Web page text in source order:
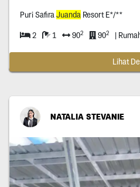
Puri SafiraJuandaResort E*/**
2 1 902 902 |
Lihat
NATALIA STEVANIE